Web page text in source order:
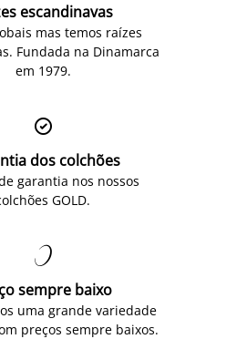
escandinavas
mas temos raízes
Fundada na Dinamarca
em 1979.

dos colchões
garantia nos nossos
GOLD.

sempre baixo
uma grande variedade
preços sempre baixos.